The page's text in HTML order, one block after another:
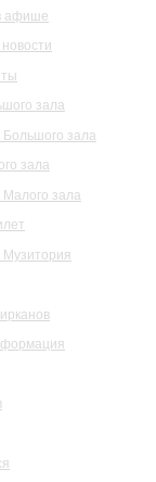
афише
зала
зала
зала
зала